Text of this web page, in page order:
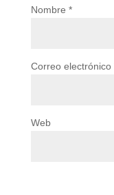
Nombre *
Correo electrónico
Web